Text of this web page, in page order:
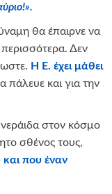
θα έπαιρνε να
περισσότερα. Δεν
Η Ε. έχει μάθει
πάλευε και για την
στον κόσμο
σθένος τους,
και που έναν